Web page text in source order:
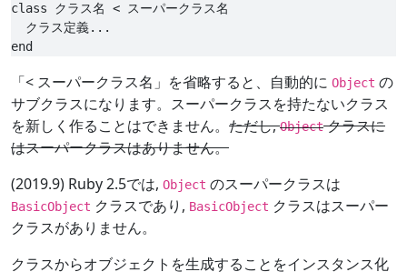
class クラス名 < スーパークラス名
  クラス定義...
「< スーパークラス名」を省略すると、自動的に Object の
サブクラスになります。スーパークラスを持たないクラス
を新しく作ることはできません。 ただし,Objectクラスに
はスーパークラスはありません。
(2019.9) Ruby 2.5では, Object のスーパークラスは
BasicObject クラスであり, BasicObject クラスはスーパー
クラスがありません。
クラスからオブジェクトを生成することをインスタンス化